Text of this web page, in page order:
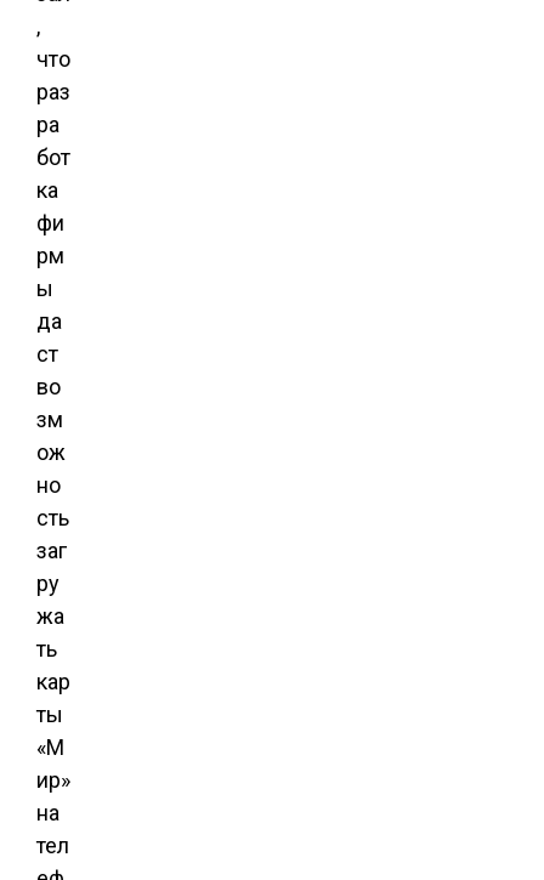
,
что
раз
ра
бот
ка
фи
рм
ы
да
ст
во
зм
ож
но
сть
заг
ру
жа
ть
кар
ты
«М
ир»
на
тел